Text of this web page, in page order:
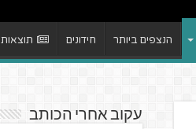
הנצפים ביותר חידונים תוצאות
עקוב אחרי הכותב